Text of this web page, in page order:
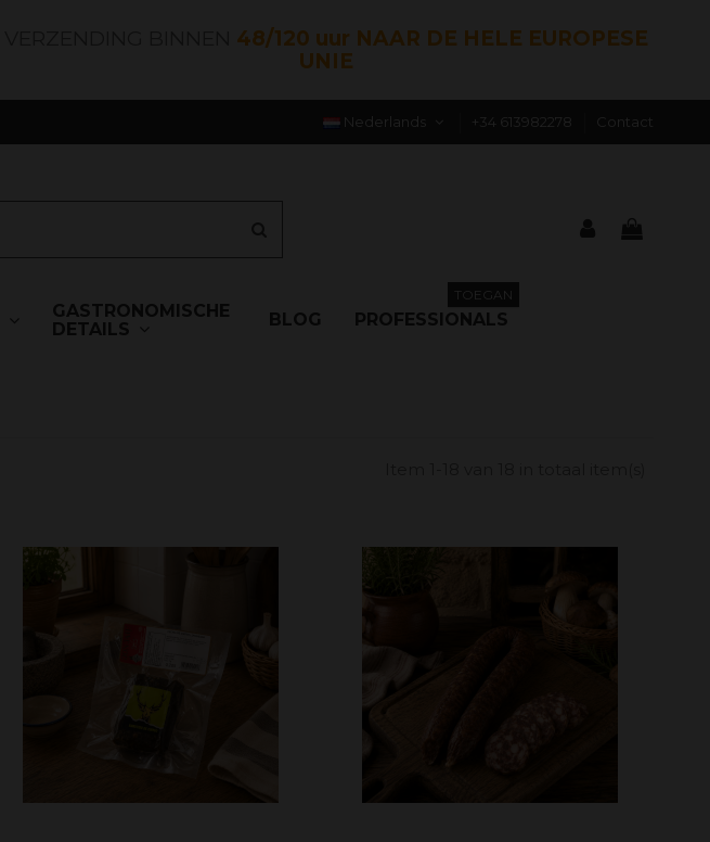
48/120 uur NAAR DE HELE EUROPESE
UNIE
Nederlands +34 613982278 Contact
GASTRONOMISCHE
DETAILS
BLOG PROFESSIONALS
TOEGAN